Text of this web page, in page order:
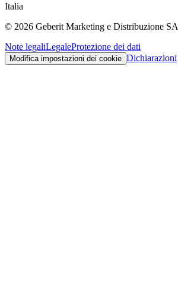
Italia
© 2026 Geberit Marketing e Distribuzione SA
Note legaliLegaleProtezione dei dati
Modifica impostazioni dei cookie Dichiarazioni